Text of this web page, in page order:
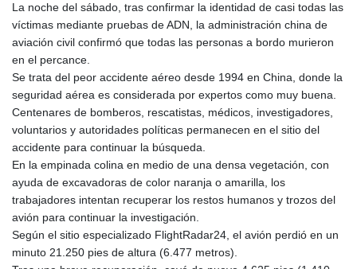
La noche del sábado, tras confirmar la identidad de casi todas las
víctimas mediante pruebas de ADN, la administración china de
aviación civil confirmó que todas las personas a bordo murieron
en el percance.
Se trata del peor accidente aéreo desde 1994 en China, donde la
seguridad aérea es considerada por expertos como muy buena.
Centenares de bomberos, rescatistas, médicos, investigadores,
voluntarios y autoridades políticas permanecen en el sitio del
accidente para continuar la búsqueda.
En la empinada colina en medio de una densa vegetación, con
ayuda de excavadoras de color naranja o amarilla, los
trabajadores intentan recuperar los restos humanos y trozos del
avión para continuar la investigación.
Según el sitio especializado FlightRadar24, el avión perdió en un
minuto 21.250 pies de altura (6.477 metros).